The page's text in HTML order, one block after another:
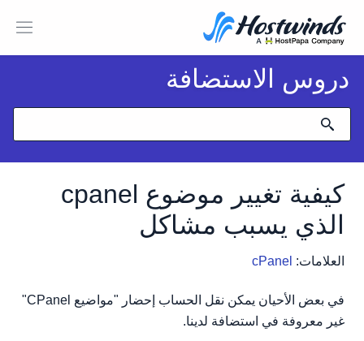
دروس الاستضافة
كيفية تغيير موضوع cpanel
الذي يسبب مشاكل
العلامات: cPanel
في بعض الأحيان يمكن نقل الحساب إحضار "مواضيع CPanel"
غير معروفة في استضافة لدينا.